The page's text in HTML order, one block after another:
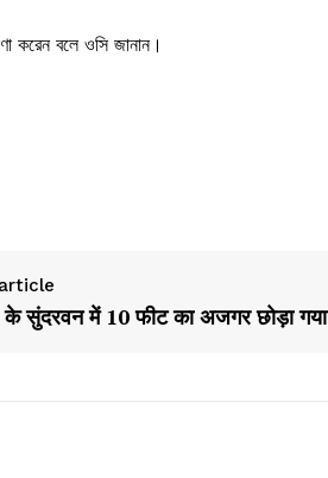
করেন বলে ওসি জানান।
सुंदरवन में 10 फीट का अजगर छोड़ा गया